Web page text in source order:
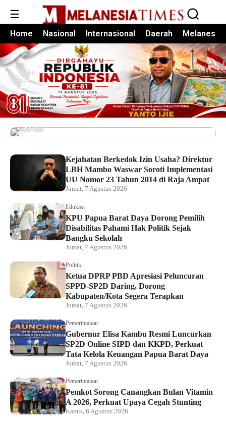
☰
Home Nasional Internasional Daerah Melanesia
Pemkot Sorong Salurkan Alsintan kepada
Kelompok Tani, Dorong Produktivitas dan
Ketahanan Pangan
Baru saja
Kejahatan Berkedok Izin Usaha? Direktur
LBH Mambo Waswar Soroti Implementasi
UU Nomor 23 Tahun 2014 di Raja Ampat
Jumat, 7 Agustus 2026
Edukasi
KPU Papua Barat Daya Dorong Pemilih
Disabilitas Pahami Hak Politik Sejak
Bangku Sekolah
Jumat, 7 Agustus 2026
Politik
Ketua DPRP PBD Apresiasi Peluncuran
SPPD-SP2D Daring, Dorong
Kabupaten/Kota Segera Terapkan
Jumat, 7 Agustus 2026
Pemerintahan
Gubernur Elisa Kambu Resmi Luncurkan
SP2D Online SIPD dan KKPD, Perkuat
Tata Kelola Keuangan Papua Barat Daya
Jumat, 7 Agustus 2026
Pemerintahan
Pemkot Sorong Canangkan Bulan Vitamin
A 2026, Perkuat Upaya Cegah Stunting
Kamis, 6 Agustus 2026